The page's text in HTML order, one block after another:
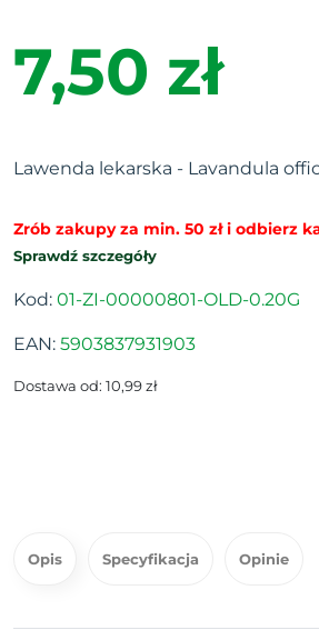
7,50 zł
Lawenda lekarska - Lavandula
Zrób zakupy za min. 50 zł i odbierz
Sprawdź szczegóły
Kod: 01-ZI-00000801-OLD-0.20G
EAN: 5903837931903
Dostawa od: 10,99 zł
Opis Specyfikacja Opinie